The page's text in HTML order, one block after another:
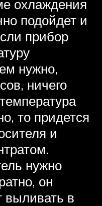
охлаждения
подойдет и
прибор
нужно,
ничего
то придется
и
нужно
он
выливать в